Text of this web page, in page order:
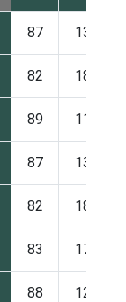
87 13
82 18
89 11
87 13
82 18
83 17
88 12